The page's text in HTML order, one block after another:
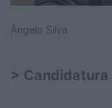
Ângelo Silva
>